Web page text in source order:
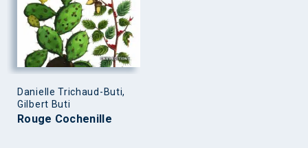
Danielle Trichaud-Buti,
Gilbert Buti
Rouge Cochenille